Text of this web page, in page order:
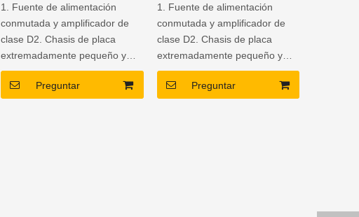
de 1 canal
1. Fuente de alimentación
conmutada y amplificador de
clase D2. Chasis de placa
extremadamente pequeño y
bajo peso3. DSP versátil
montado4. Canal único; 2
Preguntar
altavoz activo
1. Fuente de alimentación
conmutada y amplificador de
clase D2. Chasis de placa
extremadamente pequeño y
bajo peso3. DSP versátil
montado4. canal único; 2
Preguntar